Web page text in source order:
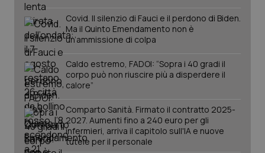
Covid. Il silenzio di Fauci e il perdono di Biden.
Ma il Quinto Emendamento non è
un’ammissione di colpa
Caldo estremo, FADOI: “Sopra i 40 gradi il
corpo può non riuscire più a disperdere il
calore”
Comparto Sanità. Firmato il contratto 2025-
2027. Aumenti fino a 240 euro per gli
infermieri, arriva il capitolo sull'IA e nuove
tutele per il personale